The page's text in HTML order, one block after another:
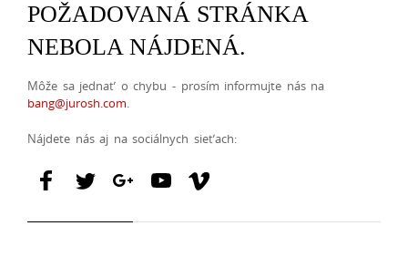
POŽADOVANÁ STRÁNKA
NEBOLA NÁJDENÁ.
Môže sa jednať o chybu - prosím informujte nás na
bang@jurosh.com.
Nájdete nás aj na sociálnych sieťach: